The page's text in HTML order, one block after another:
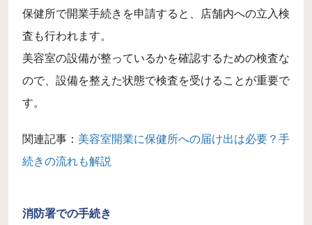
保健所で開業手続きを申請すると、店舗内への立入検
査も行われます。
美容室の設備が整っているかを確認するための検査な
ので、設備を整えた状態で検査を受けることが重要で
す。
関連記事： 美容室開業に保健所への届け出は必要？手
続きの流れも解説
消防署での手続き